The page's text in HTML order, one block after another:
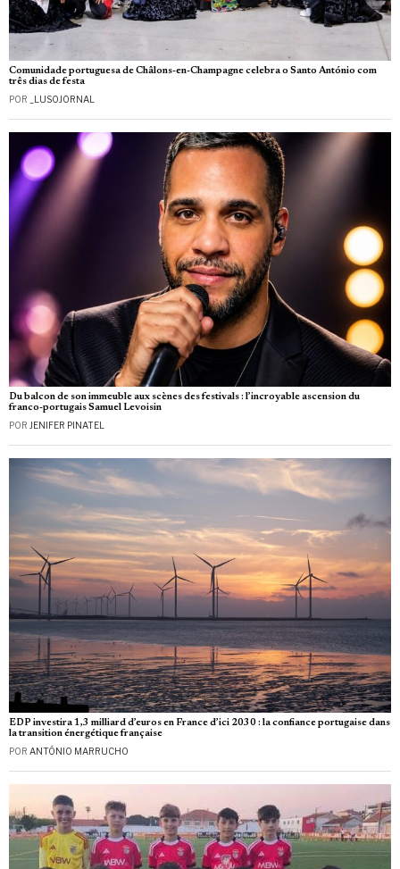
Comunidade portuguesa de Châlons-en-Champagne celebra o Santo António com
três dias de festa
POR _LUSOJORNAL
Du balcon de son immeuble aux scènes des festivals : l’incroyable ascension du
franco-portugais Samuel Levoisin
POR JENIFER PINATEL
EDP investira 1,3 milliard d’euros en France d’ici 2030 : la confiance portugaise dans
la transition énergétique française
POR ANTÓNIO MARRUCHO